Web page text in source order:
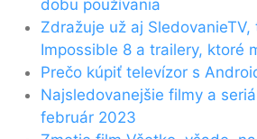
dobu používania
Zdražuje už aj
Impossible 8 a trailery, ktoré
Prečo kúpiť televízor s
Najsledovanejšie filmy a
február 2023